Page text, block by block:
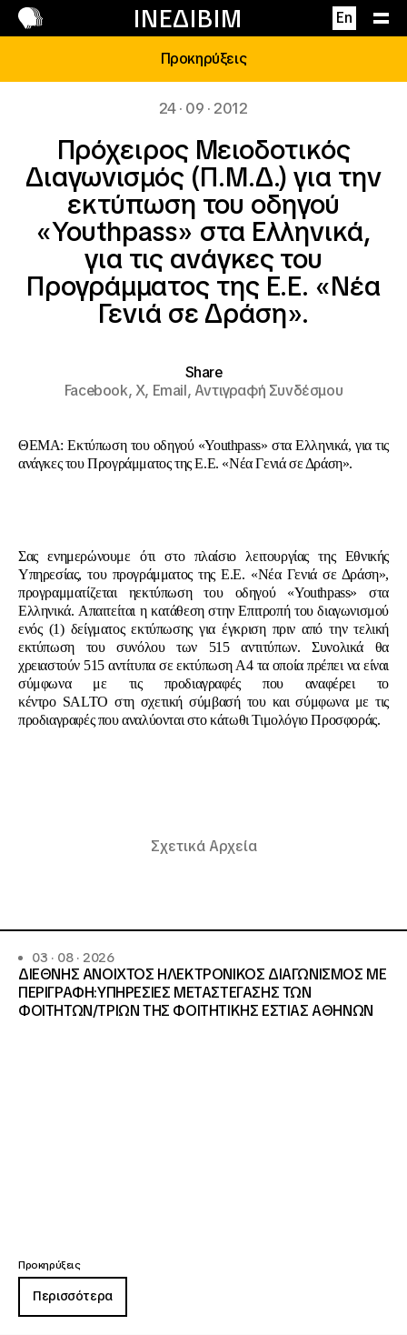
ΙΝΕΔΙΒΙΜ En
Επικοινωνία
Προκηρύξεις
24 · 09 · 2012
Πρόχειρος Μειοδοτικός
Διαγωνισμός (Π.Μ.Δ.) για την
εκτύπωση του οδηγού
«Youthpass» στα Ελληνικά,
για τις ανάγκες του
Προγράμματος της Ε.Ε. «Νέα
Γενιά σε Δράση».
Share
Facebook,X, Email,Αντιγραφή Συνδέσμου
ΘΕΜΑ: Εκτύπωση του οδηγού «Youthpass» στα Ελληνικά, για τις
ανάγκες του Προγράμματος της Ε.Ε. «Νέα Γενιά σε Δράση».
Σας ενημερώνουμε ότι στο πλαίσιο λειτουργίας της Εθνικής
Υπηρεσίας, του προγράμματος της Ε.Ε. «Νέα Γενιά σε Δράση»,
προγραμματίζεται ηεκτύπωση του οδηγού «Youthpass» στα
Ελληνικά. Απαιτείται η κατάθεση στην Επιτροπή του διαγωνισμού
ενός (1) δείγματος εκτύπωσης για έγκριση πριν από την τελική
εκτύπωση του συνόλου των 515 αντιτύπων. Συνολικά θα
χρειαστούν 515 αντίτυπα σε εκτύπωση Α4 τα οποία πρέπει να είναι
σύμφωνα με τις προδιαγραφές που αναφέρει το
κέντρο SALTO στη σχετική σύμβασή του και σύμφωνα με τις
προδιαγραφές που αναλύονται στο κάτωθι Τιμολόγιο Προσφοράς.
Σχετικά Αρχεία
03 · 08 · 2026
ΔΙΕΘΝΗΣ ΑΝΟΙΧΤΟΣ ΗΛΕΚΤΡΟΝΙΚΟΣ ΔΙΑΓΩΝΙΣΜΟΣ ΜΕ
ΠΕΡΙΓΡΑΦΗ:ΥΠΗΡΕΣΙΕΣ METAΣΤΕΓΑΣΗΣ ΤΩΝ
ΦΟΙΤΗΤΩΝ/ΤΡΙΩΝ ΤΗΣ ΦΟΙΤΗΤΙΚΗΣ ΕΣΤΙΑΣ ΑΘΗΝΩΝ
Προκηρύξεις
Περισσότερα